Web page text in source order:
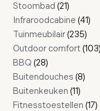
Stoombad 21
Infraroodcabine 41
Tuinmeubilair 235
Outdoor comfort 103
BBQ 28
Buitendouches 8
Buitenkeuken 11
Fitnesstoestellen 17